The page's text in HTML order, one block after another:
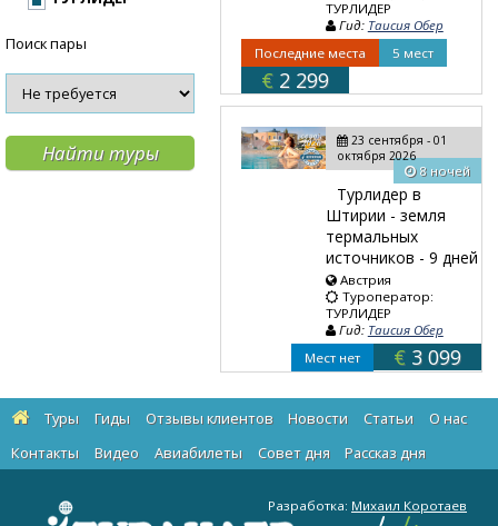
ТУРЛИДЕР
Гид: Таисия Обер
Последние места
5 мест
€ 2 299
23 сентября - 01
октября 2026
8 ночей
Турлидер в
Штирии - земля
термальных
источников - 9 дней
Австрия
Туроператор:
ТУРЛИДЕР
Гид: Таисия Обер
Мест нет
€ 3 099
Поиск пары
Туры Гиды Отзывы клиентов Новости Статьи
О нас
Контакты
Видео Авиабилеты Cовет дня Рассказ дня
Разработка: Михаил Коротаев